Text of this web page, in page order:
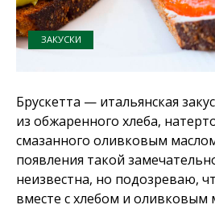
ЗАКУСКИ
Брускетта — итальянская
из обжаренного хлеба,
смазанного оливковым
появления такой
неизвестна, но подозреваю,
вместе с хлебом и оливковым